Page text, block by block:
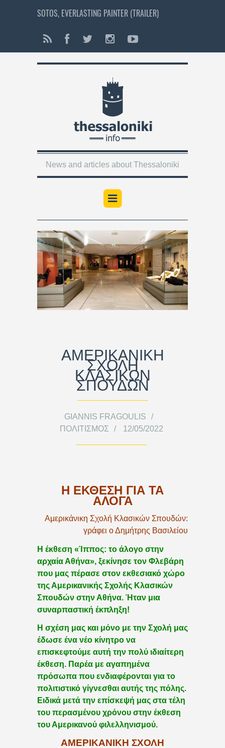
SOTOS, EVERLASTING PAINTER (TRAILER)
News and articles about Thessaloniki
ΑΜΕΡΙΚΑΝΙΚΗ
ΣΧΟΛΗ
ΚΛΑΣΙΚΩΝ
ΣΠΟΥΔΩΝ
GIANNIS FRAGOULIS
ΠΟΛΙΤΙΣΜΌΣ
12/05/2022
Η ΕΚΘΕΣΗ ΓΙΑ ΤΑ
ΑΛΟΓΑ
Αμερικάνικη Σχολή Κλασικών Σπουδών:
γράφει ο Δημήτρης Βασιλείου
Η έκθεση «Ίππος: το άλογο στην
αρχαία Αθήνα», ξεκίνησε τον Φλεβάρη
που μας πέρασε στον εκθεσιακό χώρο
της Αμερικανικής Σχολής Κλασικών
Σπουδών στην Αθήνα. Ήταν μια
συναρπαστική έκπληξη!
Η σχέση μας και μόνο με την Σχολή μας
έδωσε ένα νέο κίνητρο να
επισκεφτούμε αυτή την πολύ ιδιαίτερη
έκθεση. Παρέα με αγαπημένα
πρόσωπα που ενδιαφέρονται για το
πολιτιστικό γίγνεσθαι αυτής της πόλης.
Ειδικά μετά την επίσκεψή μας στα τέλη
του περασμένου χρόνου στην έκθεση
του Αμερικανού φιλελληνισμού.
ΑΜΕΡΙΚΑΝΙΚΗ ΣΧΟΛΗ